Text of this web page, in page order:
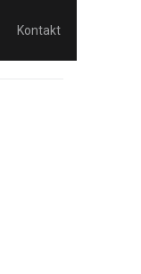
Kontakt